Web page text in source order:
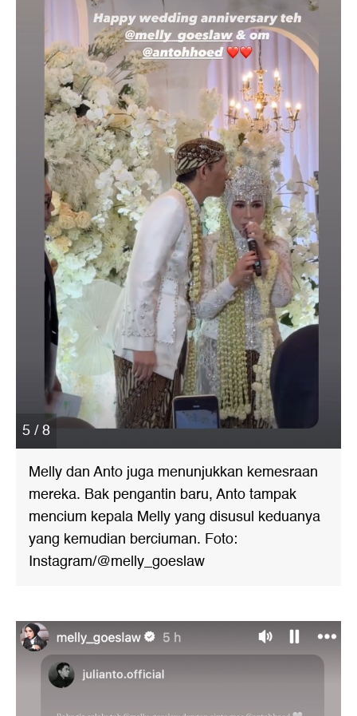
5 / 8
Melly dan Anto juga menunjukkan kemesraan
mereka. Bak pengantin baru, Anto tampak
mencium kepala Melly yang disusul keduanya
yang kemudian berciuman. Foto:
Instagram/@melly_goeslaw